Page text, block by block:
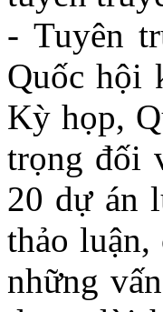
- Tuyên
Quốc hội
Kỳ họp,
trọng đối
20 dự án
thảo
những